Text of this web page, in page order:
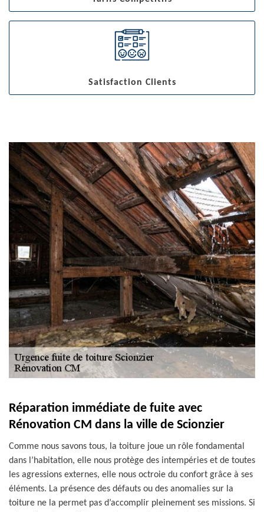
Satisfaction Clients
Réparation immédiate de fuite avec
Rénovation CM dans la ville de Scionzier
Comme nous savons tous, la toiture joue un rôle fondamental
dans l’habitation, elle nous protège des intempéries et de toutes
les agressions externes, elle nous octroie du confort grâce à ses
éléments. La présence des défauts ou des anomalies sur la
toiture ne la permet pas d’accomplir pleinement ses missions. Si